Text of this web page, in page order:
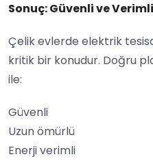
Sonuç: Güvenli ve
Çelik evlerde elektrik
kritik bir konudur. Doğru
ile:
Güvenli
Uzun ömürlü
Enerji verimli